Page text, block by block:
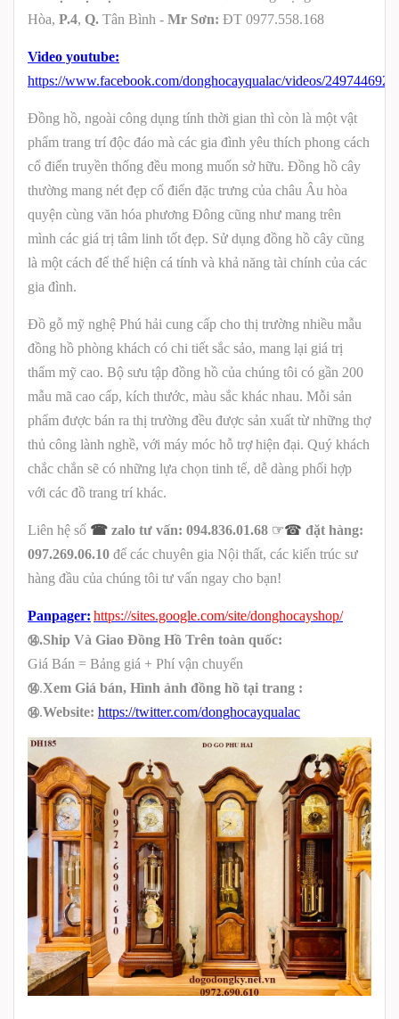
Hòa, P.4, Q. Tân Bình - Mr Sơn: ĐT 0977.558.168
Video youtube:
https://www.facebook.com/donghocayqualac/videos/
Đồng hồ, ngoài công dụng tính thời gian thì còn là một vật
phẩm trang trí độc đáo mà các gia đình yêu thích phong cách
cổ điển truyền thống đều mong muốn sở hữu. Đồng hồ cây
thường mang nét đẹp cổ điển đặc trưng của châu Âu hòa
quyện cùng văn hóa phương Đông cũng như mang trên
mình các giá trị tâm linh tốt đẹp. Sử dụng đồng hồ cây cũng
là một cách để thể hiện cá tính và khả năng tài chính của các
gia đình.
Đồ gỗ mỹ nghệ Phú hải cung cấp cho thị trường nhiều mẫu
đồng hồ phòng khách có chi tiết sắc sảo, mang lại giá trị
thẩm mỹ cao. Bộ sưu tập đồng hồ của chúng tôi có gần 200
mẫu mã cao cấp, kích thước, màu sắc khác nhau. Mỗi sản
phẩm được bán ra thị trường đều được sản xuất từ những thợ
thủ công lành nghề, với máy móc hỗ trợ hiện đại. Quý khách
chắc chắn sẽ có những lựa chọn tinh tế, dễ dàng phối hợp
với các đồ trang trí khác.
Liên hệ số ☎ zalo tư vấn: 094.836.01.68 ☞☎ đặt hàng:
097.269.06.10 để các chuyên gia Nội thất, các kiến trúc sư
hàng đầu của chúng tôi tư vấn ngay cho bạn!
Panpager: https://sites.google.com/site/donghocayshop/
⑭.Ship Và Giao Đồng Hồ Trên toàn quốc:
Giá Bán = Bảng giá + Phí vận chuyển
⑭.Xem Giá bán, Hình ảnh đồng hồ tại trang :
⑭.Website: https://twitter.com/donghocayqualac